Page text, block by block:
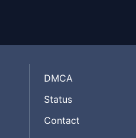
DMCA
Status
Contact